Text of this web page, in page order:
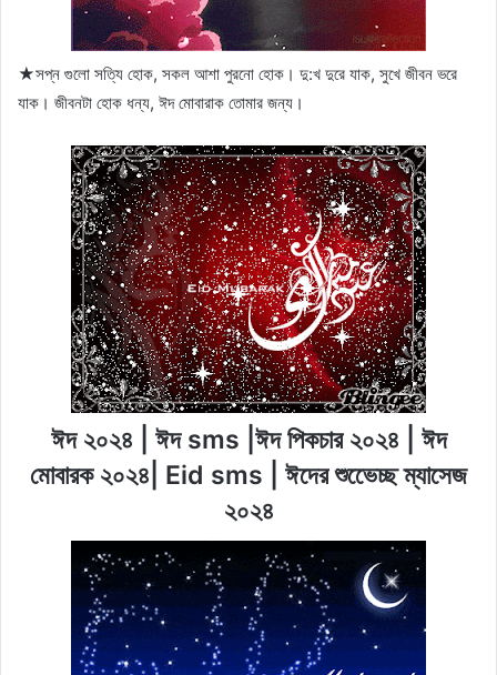
★সপ্ন গুলো সত্যি হোক, সকল আশা পুরনো হোক। দু:খ দুরে যাক, সুখে জীবন ভরে
যাক। জীবনটা হোক ধন্য, ঈদ মোবারাক তোমার জন্য।
ঈদ ২০২৪ | ঈদ sms |ঈদ পিকচার ২০২৪ | ঈদ
মোবারক ২০২৪| Eid sms | ঈদের শুভেেচ্ছ ম্যাসেজ
২০২৪